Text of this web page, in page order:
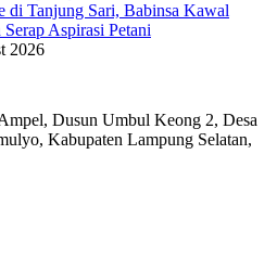
di Tanjung Sari, Babinsa Kawal
Aspirasi Petani
2026
Dusun Umbul Keong 2, Desa
Kabupaten Lampung Selatan,